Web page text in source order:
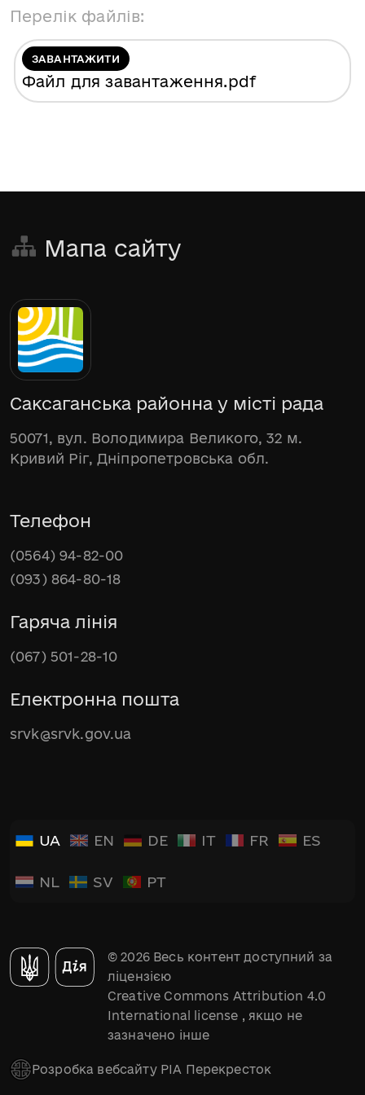
Перелік файлів:
ЗАВАНТАЖИТИ
Файл для завантаження.pdf
Мапа сайту
Саксаганська районна у місті рада
50071, вул. Володимира Великого, 32 м.
Кривий Ріг, Дніпропетровська обл.
Телефон
(0564) 94-82-00
(093) 864-80-18
Гаряча лінія
(067) 501-28-10
Електронна пошта
srvk@srvk.gov.ua
UA EN DE IT FR ES
NL SV PT
© 2026 Весь контент доступний за
ліцензією
Creative Commons Attribution 4.0
International license , якщо не
зазначено інше
Розробка вебсайту РІА Перекресток